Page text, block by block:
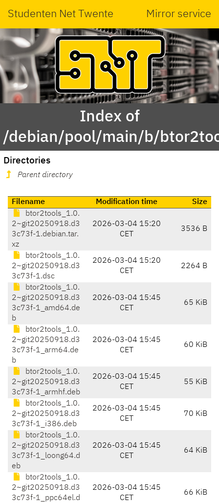
Studenten Net Twente Mirror service
Index of
/debian/pool/main/b/
Directories
Parent directory
Filename Modification time
Size
btor2tools_1.0.
2~git20250918.d3
3c73f-1.debian.tar.
xz
2026-03-04 15:20
CET
3536 B
btor2tools_1.0.
2~git20250918.d3
3c73f-1.dsc
2026-03-04 15:20
CET
2264 B
btor2tools_1.0.
2~git20250918.d3
3c73f-1_amd64.de
b
2026-03-04 15:45
CET
65 KiB
btor2tools_1.0.
2~git20250918.d3
3c73f-1_arm64.de
b
2026-03-04 15:45
CET
60 KiB
btor2tools_1.0.
2~git20250918.d3
3c73f-1_armhf.deb
2026-03-04 15:45
CET
55 KiB
btor2tools_1.0.
2~git20250918.d3
3c73f-1_i386.deb
2026-03-04 15:45
CET
70 KiB
btor2tools_1.0.
2~git20250918.d3
3c73f-1_loong64.d
eb
2026-03-04 15:45
CET
64 KiB
btor2tools_1.0.
2~git20250918.d3
3c73f-1_ppc64el.d
2026-03-04 15:45
CET
66 KiB